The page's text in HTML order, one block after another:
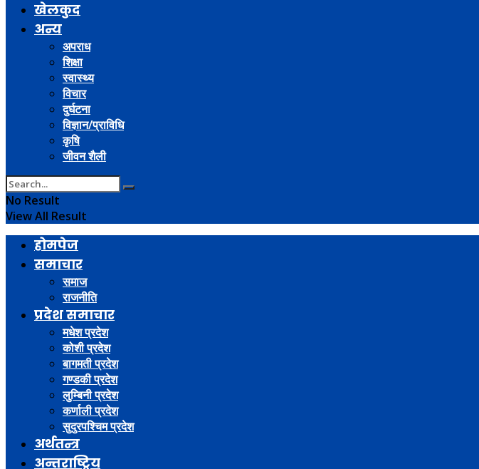
खेलकुद
अन्य
अपराध
शिक्षा
स्वास्थ्य
विचार
दुर्घटना
विज्ञान/प्राविधि
कृषि
जीवन शैली
No Result
View All Result
होमपेज
समाचार
समाज
राजनीति
प्रदेश समाचार
मधेश प्रदेश
कोशी प्रदेश
बागमती प्रदेश
गण्डकी प्रदेश
लुम्बिनी प्रदेश
कर्णाली प्रदेश
सुदुरपश्चिम प्रदेश
अर्थतन्त्र
अन्तराष्ट्रिय